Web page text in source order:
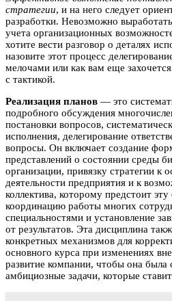
стратегии, и на него следует
разработки. Невозможно
учета организационных
хотите вести разговор о деталях
назовите этот процесс
мелочами или как вам еще
с тактикой.
Реализация планов — это
подробного обсуждения
постановки вопросов,
исполнения, делегирование
вопросы. Он включает создание
представлений о состоянии среды
организации, привязку стратегии к
деятельности предприятия и к
коллектива, которому предстоит
координацию работы многих
специальностями и установление
от результатов. Эта дисциплина
конкретных механизмов для
основного курса при изменениях
развитие компании, чтобы она
амбициозные задачи, которые